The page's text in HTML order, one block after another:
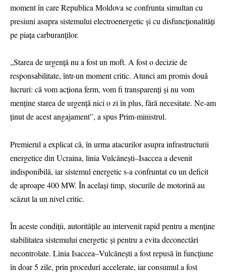
moment în care Republica Moldova se confrunta simultan cu
presiuni asupra sistemului electroenergetic și cu disfuncționalități
pe piața carburanților.
„Starea de urgență nu a fost un moft. A fost o decizie de
responsabilitate, într-un moment critic. Atunci am promis două
lucruri: că vom acționa ferm, vom fi transparenți și nu vom
menține starea de urgență nici o zi în plus, fără necesitate. Ne-am
ținut de acest angajament”, a spus Prim-ministrul.
Premierul a explicat că, în urma atacurilor asupra infrastructurii
energetice din Ucraina, linia Vulcănești–Isaccea a devenit
indisponibilă, iar sistemul energetic s-a confruntat cu un deficit
de aproape 400 MW. În același timp, stocurile de motorină au
scăzut la un nivel critic.
În aceste condiții, autoritățile au intervenit rapid pentru a menține
stabilitatea sistemului energetic și pentru a evita deconectări
necontrolate. Linia Isaccea–Vulcănești a fost repusă în funcțiune
în doar 5 zile, prin proceduri accelerate, iar consumul a fost